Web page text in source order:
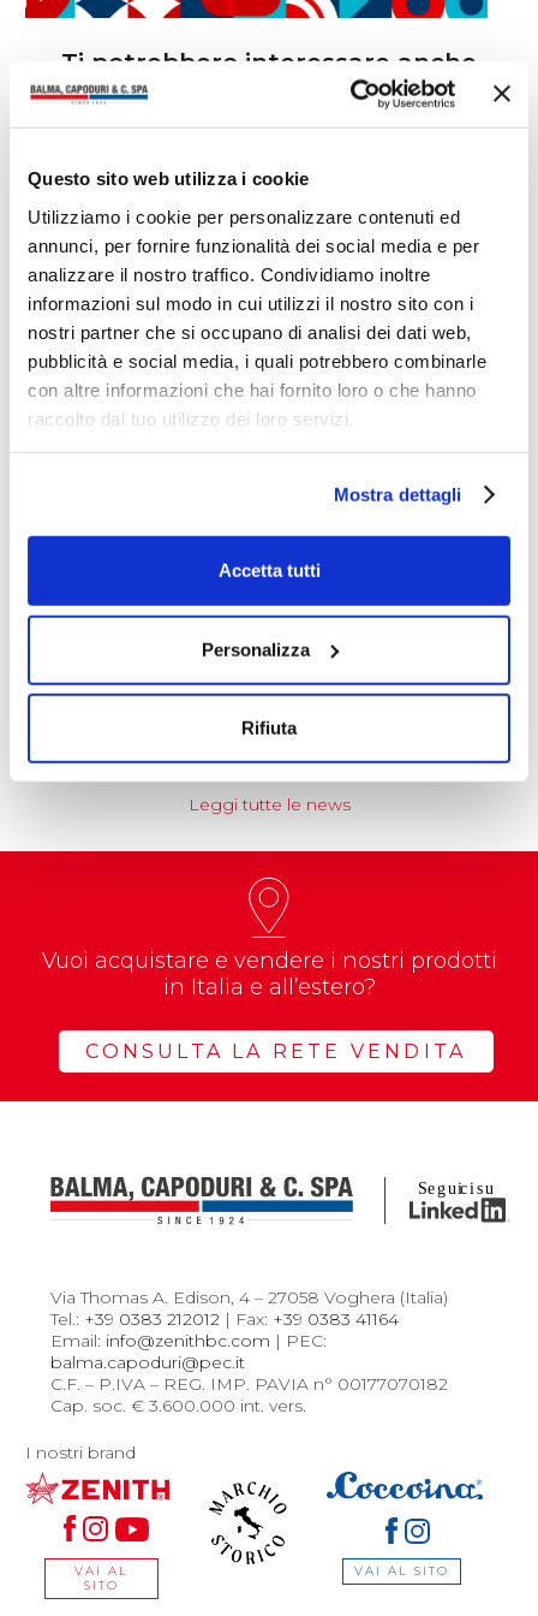
Questo sito web utilizza i cookie
Utilizziamo i cookie per personalizzare contenuti ed
annunci, per fornire funzionalità dei social media e per
analizzare il nostro traffico. Condividiamo inoltre
informazioni sul modo in cui utilizzi il nostro sito con i
nostri partner che si occupano di analisi dei dati web,
pubblicità e social media, i quali potrebbero combinarle
con altre informazioni che hai fornito loro o che hanno
raccolto dal tuo utilizzo dei loro servizi.
Mostra dettagli
Accetta tutti
Personalizza
Rifiuta
Ti potrebbero interessare anche
NEWS
Coccoina protagonista di un progetto
Leggi tutte le news
Vuoi acquistare e vendere i nostri prodotti
in Italia e all’estero?
CONSULTA LA RETE VENDITA
Via Thomas A. Edison, 4 – 27058 Voghera (Italia)
Tel.: +39 0383 212012 | Fax: +39 0383 41164
Email: info@zenithbc.com | PEC:
balma.capoduri@pec.it
C.F. – P.IVA – REG. IMP. PAVIA n° 00177070182
Cap. soc. € 3.600.000 int. vers.
I nostri brand
VAI AL
SITO
VAI AL SITO